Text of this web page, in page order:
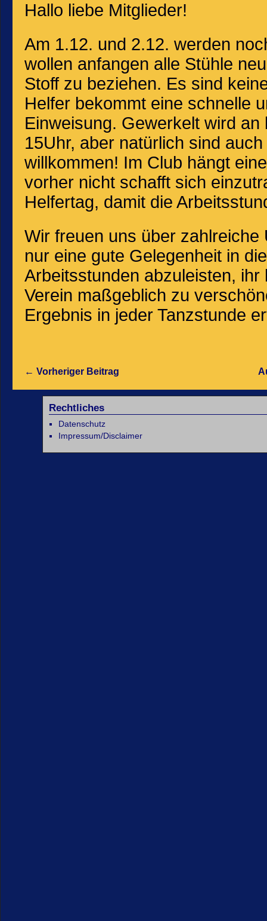
Hallo liebe Mitglieder!
Am 1.12. und 2.12. werden
wollen anfangen alle Stühle
Stoff zu beziehen. Es sind
Helfer bekommt eine schnelle
Einweisung. Gewerkelt wird
15Uhr, aber natürlich sind
willkommen! Im Club hängt
vorher nicht schafft sich
Helfertag, damit die
Wir freuen uns über
nur eine gute Gelegenheit in
Arbeitsstunden abzuleisten,
Verein maßgeblich zu
Ergebnis in jeder Tanzstunde
← Vorheriger Beitrag
Rechtliches
Datenschutz
Impressum/Disclaimer